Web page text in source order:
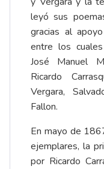
leyó sus
gracias al
entre los
José Manuel
Ricardo
Vergara,
Fallon.
En mayo de
ejemplares, la
por Ricardo